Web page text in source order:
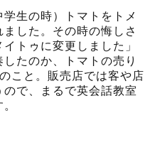
生の時）トマトをトメ
した。その時の悔しさ
トゥに変更しました」
たのか、トマトの売り
こと。販売店では客や店
で、まるで英会話教室